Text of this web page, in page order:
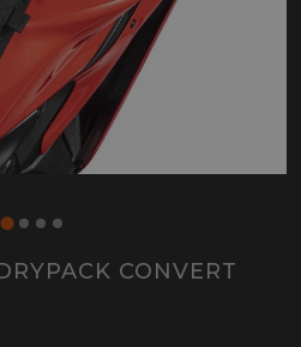
CONVERT